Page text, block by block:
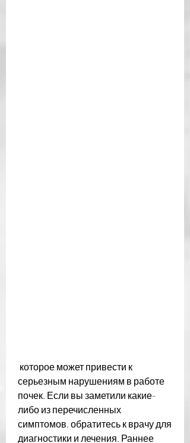
серьезным нарушениям в работе
почек. Если вы заметили какие-
либо из перечисленных
симптомов, обратитесь к врачу для
диагностики и лечения. Раннее